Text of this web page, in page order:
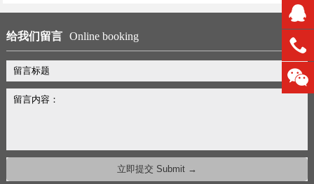
给我们留言 Online booking